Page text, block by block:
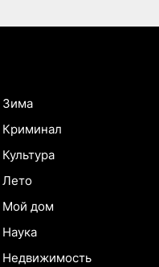
Зима
Криминал
Культура
Лето
Мой дом
Наука
Недвижимость